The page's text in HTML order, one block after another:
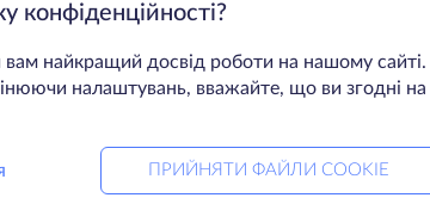
конфіденційності?
найкращий досвід роботи на нашому сайті.
налаштувань, вважайте, що ви згодні на
ПРИЙНЯТИ ФАЙЛИ COOKIE